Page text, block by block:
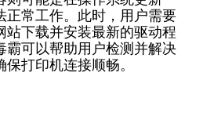
正常工作。此时，用户需要
站下载并安装最新的驱动程
霸可以帮助用户检测并解决
打印机连接顺畅。